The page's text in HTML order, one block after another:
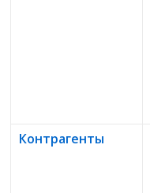
Контрагенты